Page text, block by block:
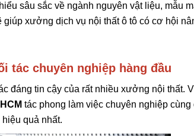
sâu sắc về ngành nguyên vật liệu, mẫu
xưởng dịch vụ nội thất ô tô có cơ hội
tác chuyên nghiệp hàng đầu
đáng tin cậy của rất nhiều xưởng nội thất.
tác phong làm việc chuyên nghiệp
quả nhất.